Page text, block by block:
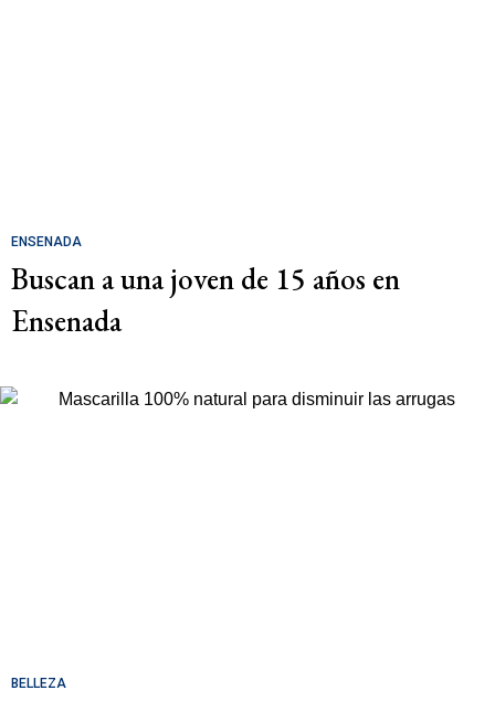
ENSENADA
Buscan a una joven de 15 años en
Ensenada
BELLEZA